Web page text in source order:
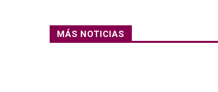
MÁS NOTICIAS